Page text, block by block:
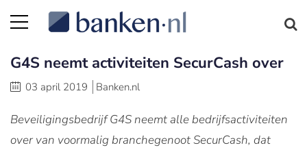
G4S neemt activiteiten SecurCash over
03 april 2019 Banken.nl
Beveiligingsbedrijf G4S neemt alle bedrijfsactiviteiten
over van voormalig branchegenoot SecurCash, dat